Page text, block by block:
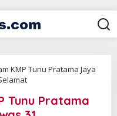
KMP Tunu Pratama Jaya
Tunu Pratama